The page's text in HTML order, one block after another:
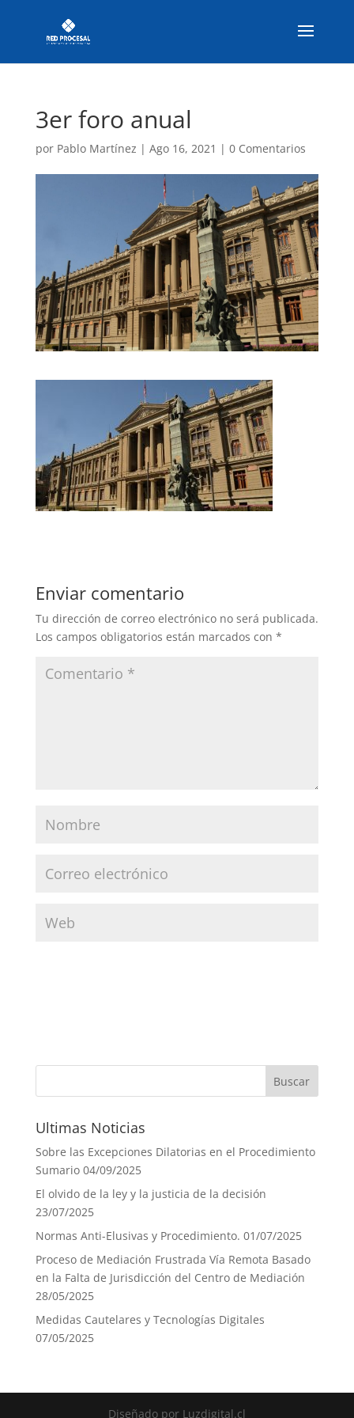
3er foro anual
por Pablo Martínez | Ago 16, 2021 | 0 Comentarios
Enviar comentario
Tu dirección de correo electrónico no será publicada.
Los campos obligatorios están marcados con *
Ultimas Noticias
Sobre las Excepciones Dilatorias en el Procedimiento
Sumario 04/09/2025
El olvido de la ley y la justicia de la decisión
23/07/2025
Normas Anti-Elusivas y Procedimiento. 01/07/2025
Proceso de Mediación Frustrada Vía Remota Basado
en la Falta de Jurisdicción del Centro de Mediación
28/05/2025
Medidas Cautelares y Tecnologías Digitales
07/05/2025
Diseñado por Luzdigital.cl